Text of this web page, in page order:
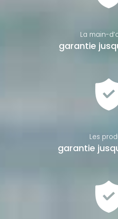
La main-
garantie
Les
garantie